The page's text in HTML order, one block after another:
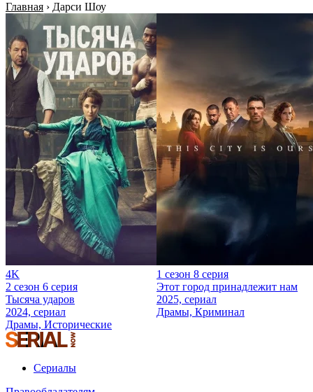
Главная › Дарси Шоу
4K
2 сезон 6 серия
Тысяча ударов
2024, сериал
Драмы, Исторические
1 сезон 8 серия
Этот город принадлежит нам
2025, сериал
Драмы, Криминал
Сериалы